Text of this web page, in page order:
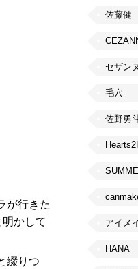
が行きた
かして
綴りつ
佐藤健
セザン
毛穴
佐野勇
アイメ
HANA